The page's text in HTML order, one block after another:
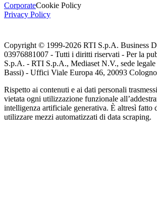
CorporateCookie Policy
Privacy Policy
Copyright © 1999-2026 RTI S.p.A. Business
03976881007 - Tutti i diritti riservati - Per la
S.p.A. - RTI S.p.A., Mediaset N.V., sede legale
Bassi) - Uffici Viale Europa 46, 20093
Rispetto ai contenuti e ai dati personali
vietata ogni utilizzazione funzionale
intelligenza artificiale generativa. È altresì fatto
utilizzare mezzi automatizzati di data scraping.